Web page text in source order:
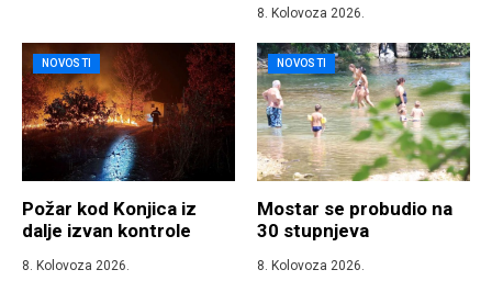
8. Kolovoza 2026.
NOVOSTI
Požar kod Konjica iz
dalje izvan kontrole
8. Kolovoza 2026.
NOVOSTI
Mostar se probudio na
30 stupnjeva
8. Kolovoza 2026.